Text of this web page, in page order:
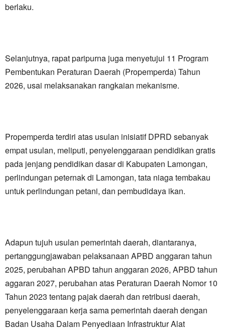
berlaku.
Selanjutnya, rapat paripurna juga menyetujui 11 Program
Pembentukan Peraturan Daerah (Propemperda) Tahun
2026, usai melaksanakan rangkaian mekanisme.
Propemperda terdiri atas usulan inisiatif DPRD sebanyak
empat usulan, meliputi, penyelenggaraan pendidikan gratis
pada jenjang pendidikan dasar di Kabupaten Lamongan,
perlindungan peternak di Lamongan, tata niaga tembakau
untuk perlindungan petani, dan pembudidaya ikan.
Adapun tujuh usulan pemerintah daerah, diantaranya,
pertanggungjawaban pelaksanaan APBD anggaran tahun
2025, perubahan APBD tahun anggaran 2026, APBD tahun
aggaran 2027, perubahan atas Peraturan Daerah Nomor 10
Tahun 2023 tentang pajak daerah dan retribusi daerah,
penyelenggaraan kerja sama pemerintah daerah dengan
Badan Usaha Dalam Penyediaan Infrastruktur Alat